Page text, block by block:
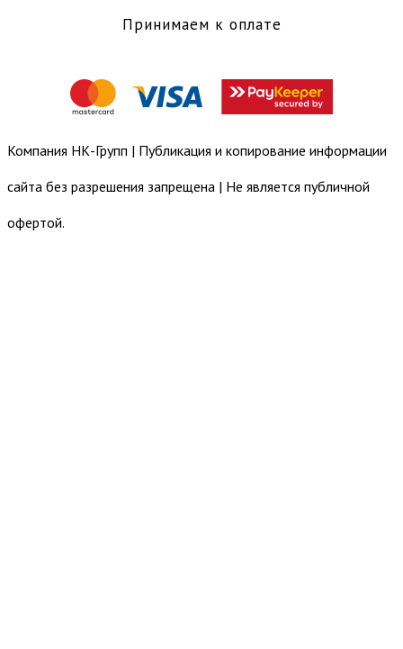
Принимаем к оплате
Компания НК-Групп | Публикация и копирование информации
сайта без разрешения запрещена | Не является публичной
офертой.